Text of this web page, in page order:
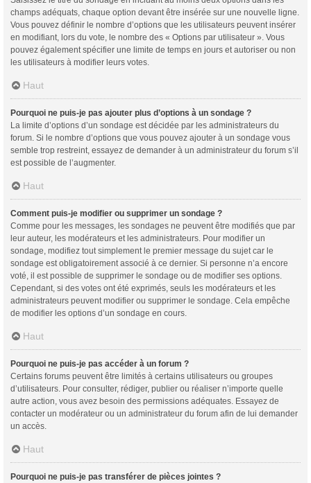
champs adéquats, chaque option devant être insérée sur une nouvelle ligne.
Vous pouvez définir le nombre d’options que les utilisateurs peuvent insérer
en modifiant, lors du vote, le nombre des « Options par utilisateur ». Vous
pouvez également spécifier une limite de temps en jours et autoriser ou non
les utilisateurs à modifier leurs votes.
Haut
Pourquoi ne puis-je pas ajouter plus d’options à un sondage ?
La limite d’options d’un sondage est décidée par les administrateurs du
forum. Si le nombre d’options que vous pouvez ajouter à un sondage vous
semble trop restreint, essayez de demander à un administrateur du forum s’il
est possible de l’augmenter.
Haut
Comment puis-je modifier ou supprimer un sondage ?
Comme pour les messages, les sondages ne peuvent être modifiés que par
leur auteur, les modérateurs et les administrateurs. Pour modifier un
sondage, modifiez tout simplement le premier message du sujet car le
sondage est obligatoirement associé à ce dernier. Si personne n’a encore
voté, il est possible de supprimer le sondage ou de modifier ses options.
Cependant, si des votes ont été exprimés, seuls les modérateurs et les
administrateurs peuvent modifier ou supprimer le sondage. Cela empêche
de modifier les options d’un sondage en cours.
Haut
Pourquoi ne puis-je pas accéder à un forum ?
Certains forums peuvent être limités à certains utilisateurs ou groupes
d’utilisateurs. Pour consulter, rédiger, publier ou réaliser n’importe quelle
autre action, vous avez besoin des permissions adéquates. Essayez de
contacter un modérateur ou un administrateur du forum afin de lui demander
un accès.
Haut
Pourquoi ne puis-je pas transférer de pièces jointes ?